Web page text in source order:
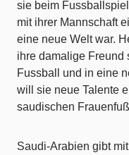
sie beim
mit ihrer Mannschaft
eine neue Welt war.
ihre damalige Freund
Fussball und in eine
will sie neue Talente
saudischen
Saudi-Arabien gibt